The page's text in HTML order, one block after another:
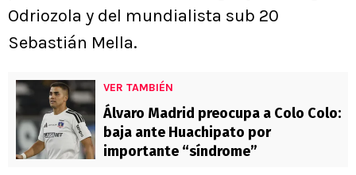
Odriozola y del mundialista sub 20
Sebastián Mella.
VER TAMBIÉN
Álvaro Madrid preocupa a Colo Colo:
baja ante Huachipato por
importante “síndrome”